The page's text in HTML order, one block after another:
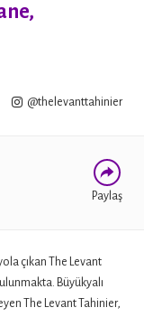
@thelevanttahinier
Paylaş
TWITTER
çıkan The Levant
Büyükyalı
The Levant Tahinier,